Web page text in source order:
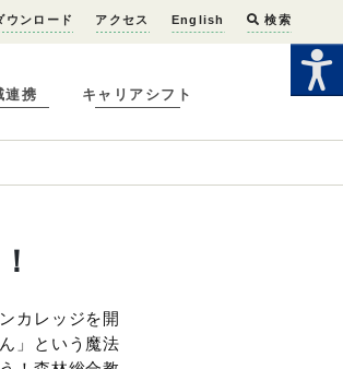
ウンロード アクセス English 検索
連携 キャリアシフト
カレッジを開
」という魔法